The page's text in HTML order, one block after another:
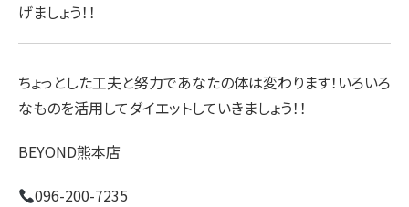
げましょう！！
ちょっとした工夫と努力であなたの体は変わります！いろいろ
なものを活用してダイエットしていきましょう！！
BEYOND熊本店
096-200-7235